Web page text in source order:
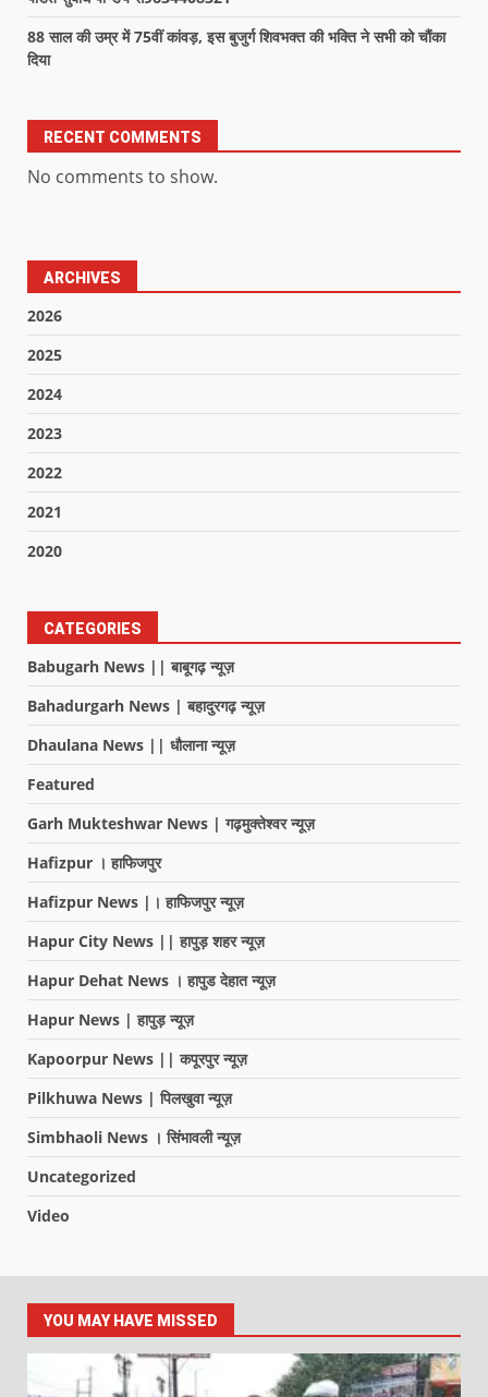
88 साल की उम्र में 75वीं कांवड़, इस बुजुर्ग शिवभक्त की भक्ति ने सभी को चौंका
दिया
RECENT COMMENTS
No comments to show.
ARCHIVES
2026
2025
2024
2023
2022
2021
2020
CATEGORIES
Babugarh News || बाबूगढ़ न्यूज़
Bahadurgarh News | बहादुरगढ़ न्यूज़
Dhaulana News || धौलाना न्यूज़
Featured
Garh Mukteshwar News | गढ़मुक्तेश्वर न्यूज़
Hafizpur । हाफिजपुर
Hafizpur News |। हाफिजपुर न्यूज़
Hapur City News || हापुड़ शहर न्यूज़
Hapur Dehat News । हापुड देहात न्यूज़
Hapur News | हापुड़ न्यूज़
Kapoorpur News || कपूरपुर न्यूज़
Pilkhuwa News | पिलखुवा न्यूज़
Simbhaoli News । सिंभावली न्यूज़
Uncategorized
Video
YOU MAY HAVE MISSED